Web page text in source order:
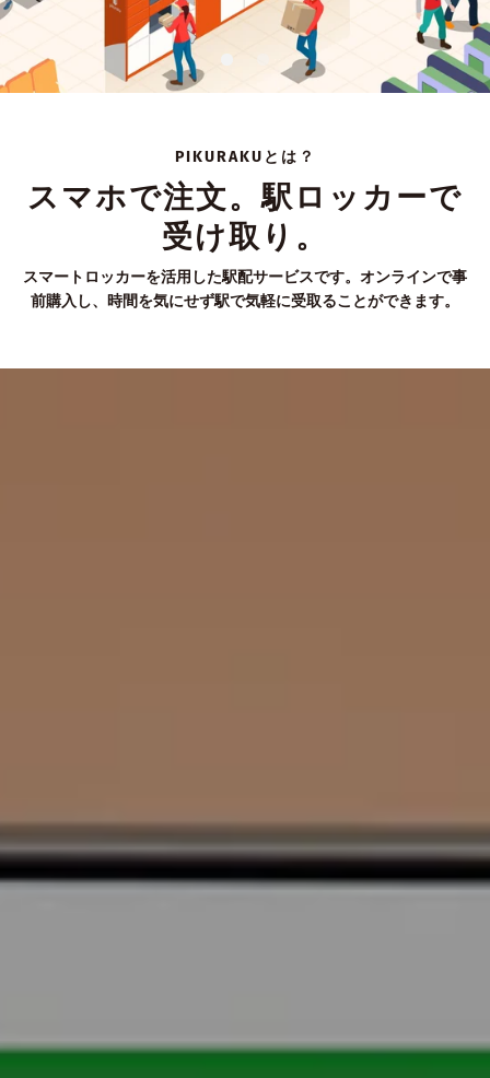
PIKURAKUとは？
スマホで注文。駅ロッカーで
受け取り。
スマートロッカーを活用した駅配サービスです。オンラインで事
前購入し、時間を気にせず駅で気軽に受取ることができます。